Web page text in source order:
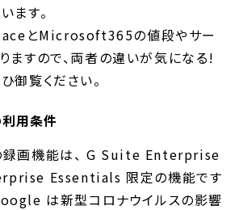
ます。
とMicrosoft365の値段やサー
ますので、両者の違いが気になる!
御覧ください。
用条件
画機能は、 G Suite Enterprise
Essentials 限定の機能です
Google は新型コロナウイルスの影響